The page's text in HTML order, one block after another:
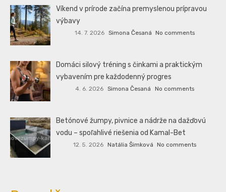
Víkend v prírode začína premyslenou prípravou
výbavy
14. 7. 2026 Simona Česaná No comments
Domáci silový tréning s činkami a praktickým
vybavením pre každodenný progres
4. 6. 2026 Simona Česaná No comments
Betónové žumpy, pivnice a nádrže na dažďovú
vodu – spoľahlivé riešenia od Kamal-Bet
12. 5. 2026 Natália Šimková No comments